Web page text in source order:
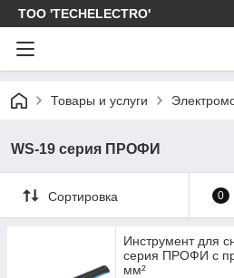
ТОО 'TECHELECTRO'
Товары и услуги
WS-19 серия ПРОФИ
Сортировка 0
Инструмент для
серия ПРОФИ с
мм²